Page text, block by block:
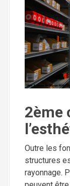
2ème
Outre les
structures
rayonnage.